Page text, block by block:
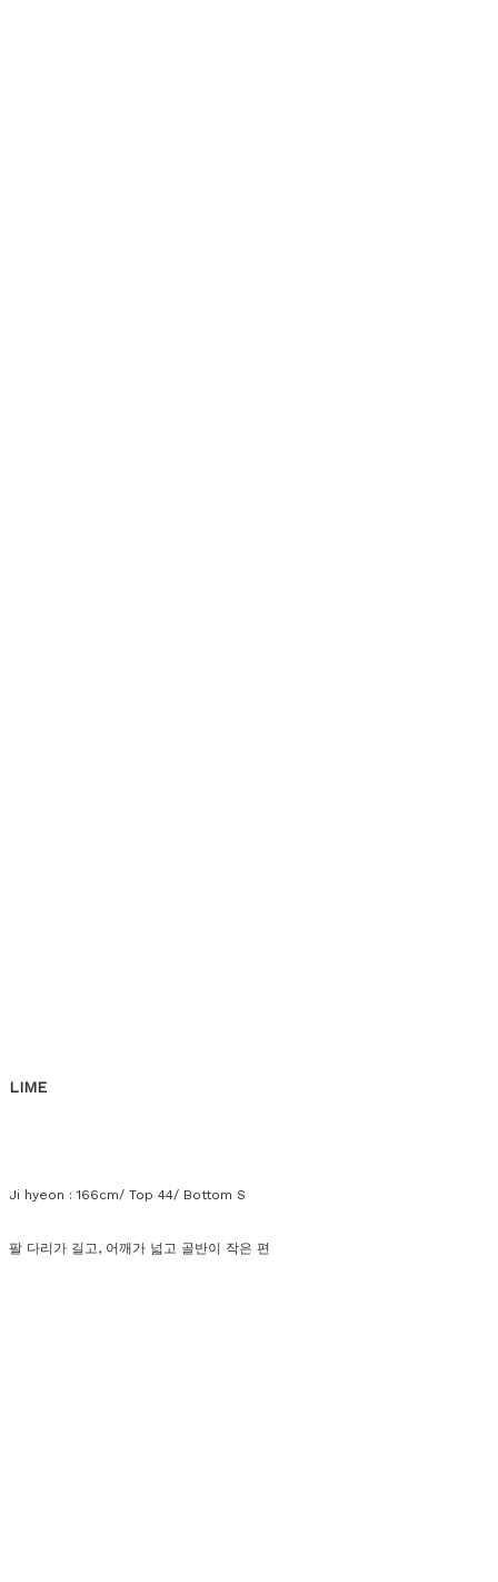
LIME
Ji hyeon : 166cm/ Top 44/ Bottom S
팔 다리가 길고, 어깨가 넓고 골반이 작은 편